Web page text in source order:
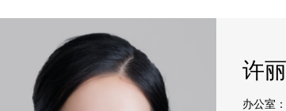
许
办公室